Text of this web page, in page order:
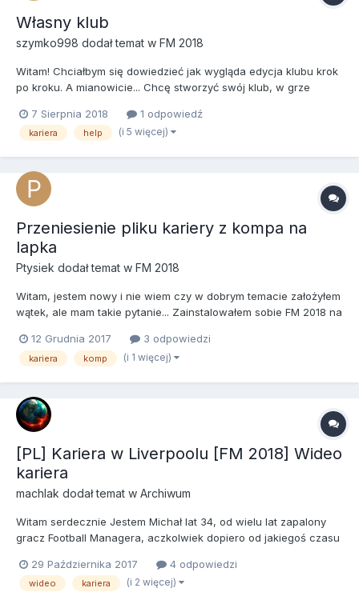
Własny klub
szymko998 dodał temat w FM 2018
Witam! Chciałbym się dowiedzieć jak wygląda edycja klubu krok
po kroku. A mianowicie... Chcę stworzyć swój klub, w grze
Podmieniam go z innym klubem. Gdy już go utworze i zapiszę
grę, chcę go edytować w "in game editorze". Wyszukuje go p...
7 Sierpnia 2018 1 odpowiedź
kariera help (i 5 więcej)
Przeniesienie pliku kariery z kompa na
lapka
Ptysiek dodał temat w FM 2018
Witam, jestem nowy i nie wiem czy w dobrym temacie założyłem
wątek, ale mam takie pytanie... Zainstalowałem sobie FM 2018 na
myśle nad tym, aby spróbować zainstalować FM-a na laptopie..i
pytanie, jeśli razem z FM-em zainstalu...
12 Grudnia 2017 3 odpowiedzi
kariera komp (i 1 więcej)
[PL] Kariera w Liverpoolu [FM 2018] Wideo
kariera
machlak dodał temat w Archiwum
Witam serdecznie Jestem Michał lat 34, od wielu lat zapalony
gracz Football Managera, aczkolwiek dopiero od jakiegoś czasu
nagrywanie z Football Managera są to dopiero moje początki w
tym temacie, tak więc liczę na wasze wszelkie suge...
29 Października 2017 4 odpowiedzi
wideo kariera (i 2 więcej)